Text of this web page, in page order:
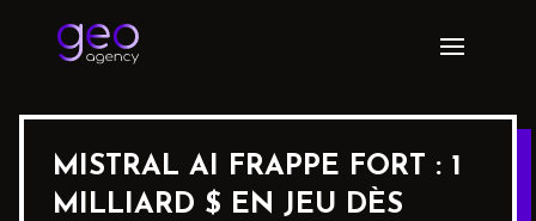
MISTRAL AI FRAPPE FORT : 1
MILLIARD $ EN JEU DÈS